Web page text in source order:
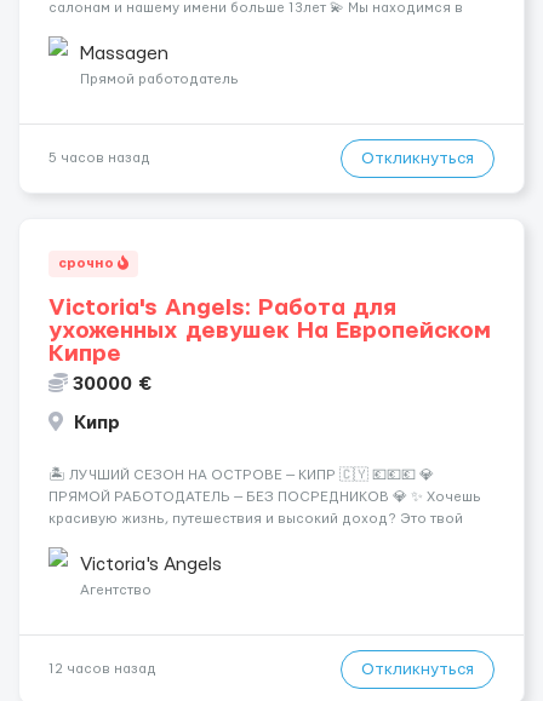
салонам и нашему имени больше 13лет 💫 Мы находимся в
заработная плата 💚Мы гарантируем Наличие работы. Поток 💝
incall / Out...
Massagen
Прямой работодатель
5 часов назад Откликнуться
срочно
Victoria's Angels: Работа для
ухоженных девушек На Европейском
Кипре
30000 €
Кипр
🏝️ ЛУЧШИЙ СЕЗОН НА ОСТРОВЕ — КИПР 🇨🇾 💶💶💶 💎
ПРЯМОЙ РАБОТОДАТЕЛЬ — БЕЗ ПОСРЕДНИКОВ 💎 ✨ Хочешь
красивую жизнь, путешествия и высокий доход? Это твой
Опытная команда с годами практики — Стабильный поток
клиентов (без ...
Victoria's Angels
Агентство
12 часов назад Откликнуться